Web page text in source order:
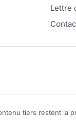
Lettre
tiers restent la